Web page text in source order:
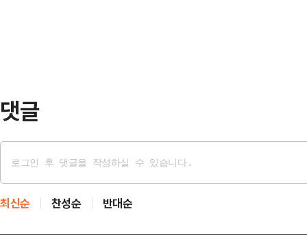
댓글
최신순 찬성순 반대순